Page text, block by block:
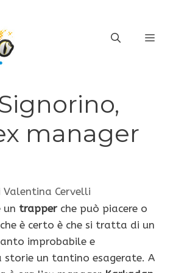
manager
Valentina Cervelli
un trapper che può piacere o
è certo è che si tratta di un
improbabile e
un tantino esagerate. A